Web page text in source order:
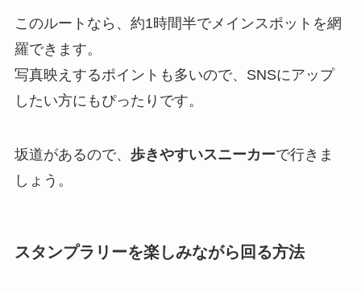
このルートなら、約1時間半でメインスポットを網
羅できます。
写真映えするポイントも多いので、SNSにアップ
したい方にもぴったりです。
坂道があるので、 歩きやすいスニーカーで行きま
しょう。
スタンプラリーを楽しみながら回る方法